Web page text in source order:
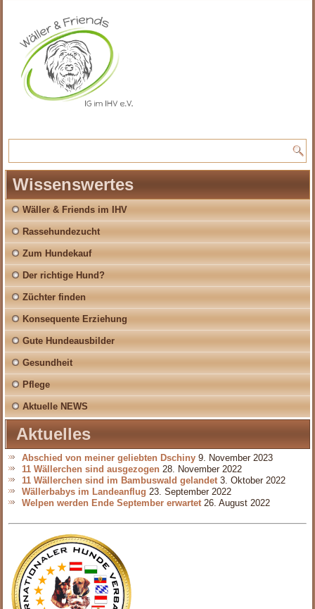
Wissenswertes
Wäller & Friends im IHV
Rassehundezucht
Zum Hundekauf
Der richtige Hund?
Züchter finden
Konsequente Erziehung
Gute Hundeausbilder
Gesundheit
Pflege
Aktuelle NEWS
Aktuelles
Abschied von meiner geliebten Dschiny 9. November 2023
11 Wällerchen sind ausgezogen 28. November 2022
11 Wällerchen sind im Bambuswald gelandet 3. Oktober 2022
Wällerbabys im Landeanflug 23. September 2022
Welpen werden Ende September erwartet 26. August 2022